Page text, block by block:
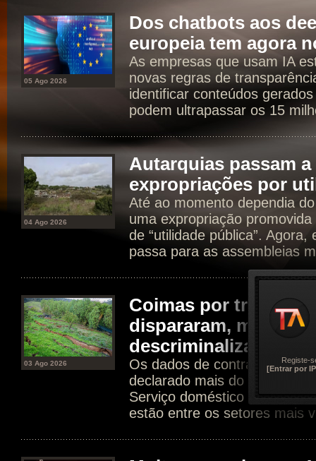
05 Ago 2026
Dos chatbots aos
europeia tem agora
As empresas que usam IA
novas regras de
identificar conteúdos
podem ultrapassar os 15
04 Ago 2026
Autarquias passam
expropriações por
Até ao momento dependia
uma expropriação
de “utilidade pública”. Agora,
passa para as assembleias
03 Ago 2026
Coimas por trabalho
dispararam, mas
descriminalizar
Os dados de contratos
declarado mais do que
Serviço doméstico e
estão entre os setores mais
Registe-
[Entrar por